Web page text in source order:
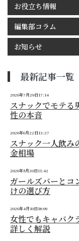
お役立ち情報
編集部コラム
お知らせ
最新記事一覧
2026年7月29日17:14
スナックでモテる
性の本音
2026年6月22日13:27
スナック一人飲み
金相場
2026年5月20日11:42
ガールズバーとコ
けの選び方
2026年4月10日18:09
女性でもキャバク
詳しく解説